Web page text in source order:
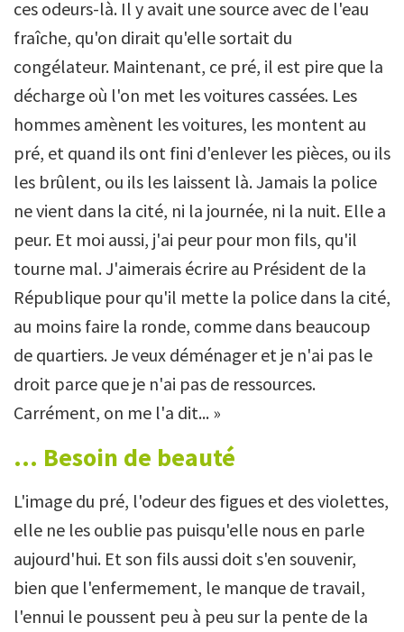
ces odeurs-là. Il y avait une source avec de l'eau
fraîche, qu'on dirait qu'elle sortait du
congélateur. Maintenant, ce pré, il est pire que la
décharge où l'on met les voitures cassées. Les
hommes amènent les voitures, les montent au
pré, et quand ils ont fini d'enlever les pièces, ou ils
les brûlent, ou ils les laissent là. Jamais la police
ne vient dans la cité, ni la journée, ni la nuit. Elle a
peur. Et moi aussi, j'ai peur pour mon fils, qu'il
tourne mal. J'aimerais écrire au Président de la
République pour qu'il mette la police dans la cité,
au moins faire la ronde, comme dans beaucoup
de quartiers. Je veux déménager et je n'ai pas le
droit parce que je n'ai pas de ressources.
Carrément, on me l'a dit... »
... Besoin de beauté
L'image du pré, l'odeur des figues et des violettes,
elle ne les oublie pas puisqu'elle nous en parle
aujourd'hui. Et son fils aussi doit s'en souvenir,
bien que l'enfermement, le manque de travail,
l'ennui le poussent peu à peu sur la pente de la